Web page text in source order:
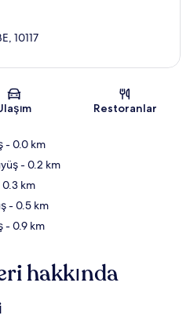
Harita
10117
Restoranlar
- 0.0 km
- 0.2 km
km
- 0.5 km
- 0.9 km
hakkında